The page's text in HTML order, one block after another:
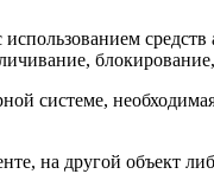
системе,
на другой объект